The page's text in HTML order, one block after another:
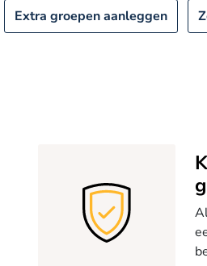
Extra groepen aanleggen